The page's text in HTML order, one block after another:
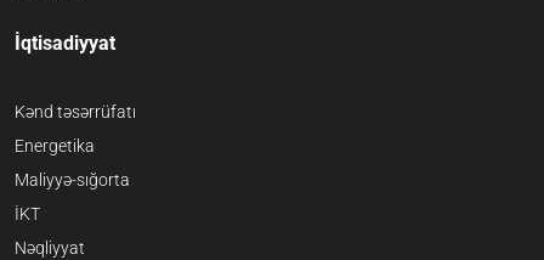
İqtisadiyyat
Kənd təsərrüfatı
Energetika
Maliyyə-sığorta
İKT
Nəqliyyat